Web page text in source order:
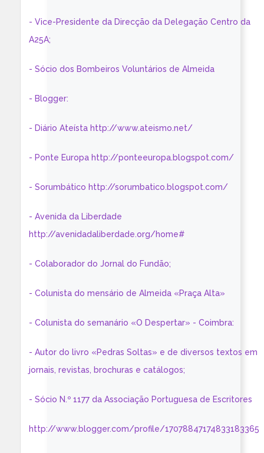
- Vice-Presidente da Direcção da Delegação Centro da
A25A;
- Sócio dos Bombeiros Voluntários de Almeida
- Blogger:
- Diário Ateísta http://www.ateismo.net/
- Ponte Europa http://ponteeuropa.blogspot.com/
- Sorumbático http://sorumbatico.blogspot.com/
- Avenida da Liberdade
http://avenidadaliberdade.org/home#
- Colaborador do Jornal do Fundão;
- Colunista do mensário de Almeida «Praça Alta»
- Colunista do semanário «O Despertar» - Coimbra:
- Autor do livro «Pedras Soltas» e de diversos textos em
jornais, revistas, brochuras e catálogos;
- Sócio N.º 1177 da Associação Portuguesa de Escritores
http://www.blogger.com/profile/17078847174833183365